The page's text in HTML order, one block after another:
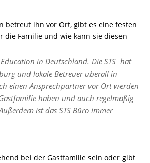
betreut ihn vor Ort, gibt es eine festen
die Familie und wie kann sie diesen
in Deutschland. Die STS hat
und lokale Betreuer überall in
einen Ansprechpartner vor Ort werden
haben und auch regelmäßig
ist das STS Büro immer
bei der Gastfamilie sein oder gibt